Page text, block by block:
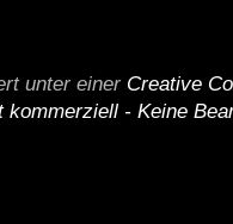
unter einer Creative
kommerziell - Keine